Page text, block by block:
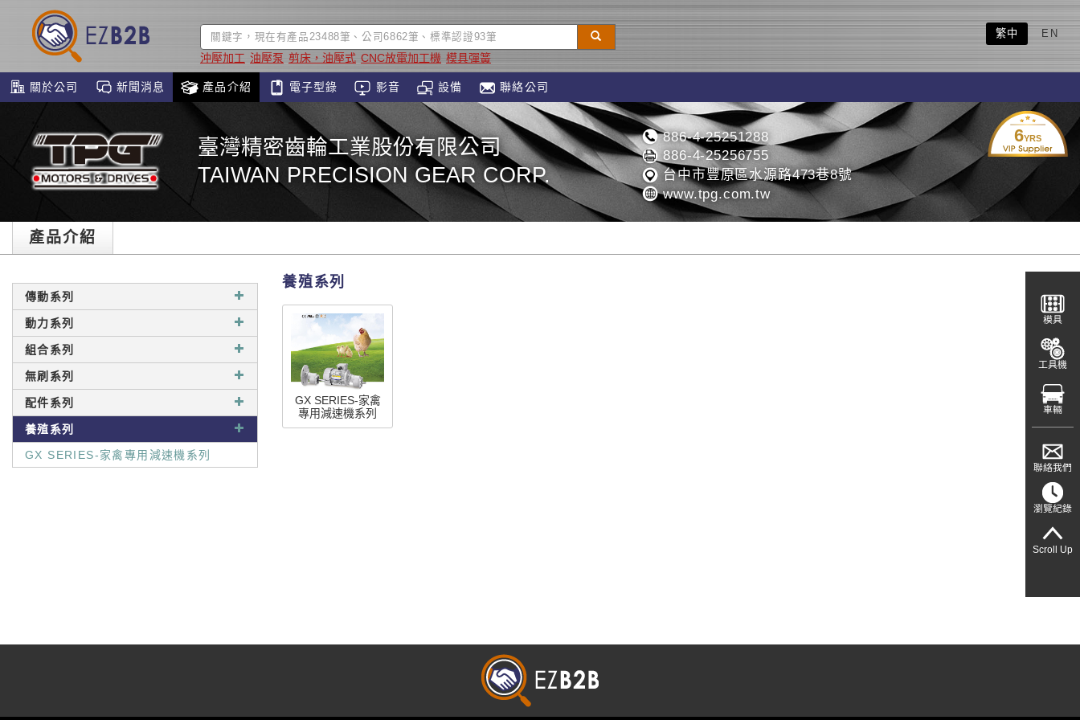
沖壓加工 油壓泵 剪床，油壓式 CNC放電加工機 模具彈簧
繁中 EN
關於公司 新聞消息 產品介紹 電子型錄 影音 設備 聯絡公司
6YRS
臺灣精密齒輪工業股份有限公司
TAIWAN PRECISION GEAR CORP.
886-4-25251288
886-4-25256755
台中市豐原區水源路473巷8號
www.tpg.com.tw
產品介紹
傳動系列
動力系列
組合系列
無刷系列
配件系列
養殖系列
GX SERIES-家禽專用減速機系列
養殖系列
GX SERIES-家禽
專用減速機系列
模具
工具機
車輛
聯絡我們
瀏覽紀錄
Scroll Up